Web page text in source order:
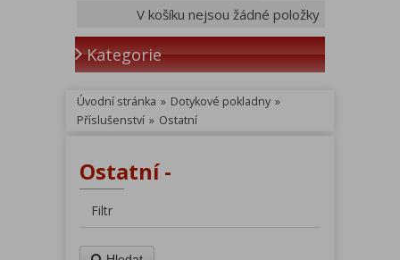
V košíku nejsou žádné položky
Kategorie
Úvodní stránka » Dotykové pokladny »
Příslušenství » Ostatní
Ostatní -
Filtr